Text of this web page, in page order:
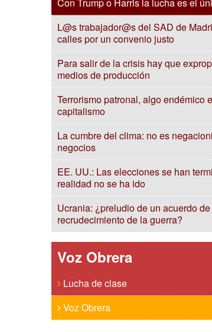
L@s trabajador@s del SAD de
calles por un convenio justo
Para salir de la crisis hay que
medios de producción
Terrorismo patronal, algo endémico
capitalismo
La cumbre del clima: no es
negocios
EE. UU.: Las elecciones se han
realidad no se ha ido
Ucrania: ¿preludio de un acuerdo
recrudecimiento de la guerra?
Voz Obrera
Lucha de clase
Voz Obrera